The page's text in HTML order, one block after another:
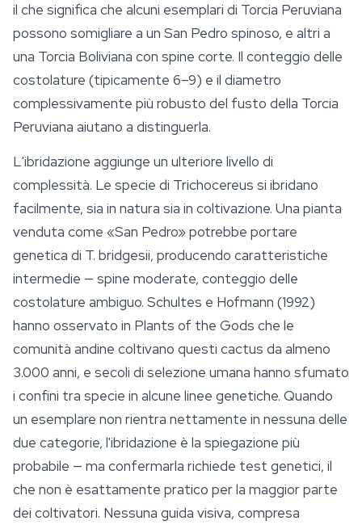
il che significa che alcuni esemplari di Torcia Peruviana
possono somigliare a un San Pedro spinoso, e altri a
una Torcia Boliviana con spine corte. Il conteggio delle
costolature (tipicamente 6–9) e il diametro
complessivamente più robusto del fusto della Torcia
Peruviana aiutano a distinguerla.
L'ibridazione aggiunge un ulteriore livello di
complessità. Le specie di Trichocereus si ibridano
facilmente, sia in natura sia in coltivazione. Una pianta
venduta come «San Pedro» potrebbe portare
genetica di T. bridgesii, producendo caratteristiche
intermedie — spine moderate, conteggio delle
costolature ambiguo. Schultes e Hofmann (1992)
hanno osservato in Plants of the Gods che le
comunità andine coltivano questi cactus da almeno
3.000 anni, e secoli di selezione umana hanno sfumato
i confini tra specie in alcune linee genetiche. Quando
un esemplare non rientra nettamente in nessuna delle
due categorie, l'ibridazione è la spiegazione più
probabile — ma confermarla richiede test genetici, il
che non è esattamente pratico per la maggior parte
dei coltivatori. Nessuna guida visiva, compresa